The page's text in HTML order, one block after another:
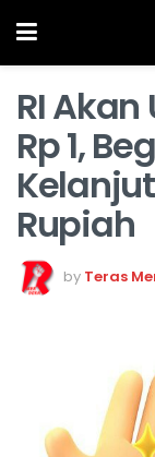
RI Akan
Rp 1,
Rupiah
by Teras